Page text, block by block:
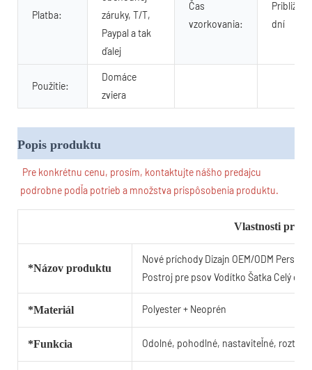
Platba:
záruky, T/T,
Paypal a tak
ďalej
Čas
vzorkovania:
Približne
dní
Použitie:
Domáce
zviera
Popis produktu
Pre konkrétnu cenu, prosím, kontaktujte nášho predajcu
podrobne podľa potrieb a množstva prispôsobenia produktu.
Vlastnosti
*Názov produktu
Nové príchody Dizajn OEM/ODM
Postroj pre psov Vodítko Šatka Celý
*Materiál Polyester + Neoprén
*Funkcia Odolné, pohodlné, nastaviteľné,